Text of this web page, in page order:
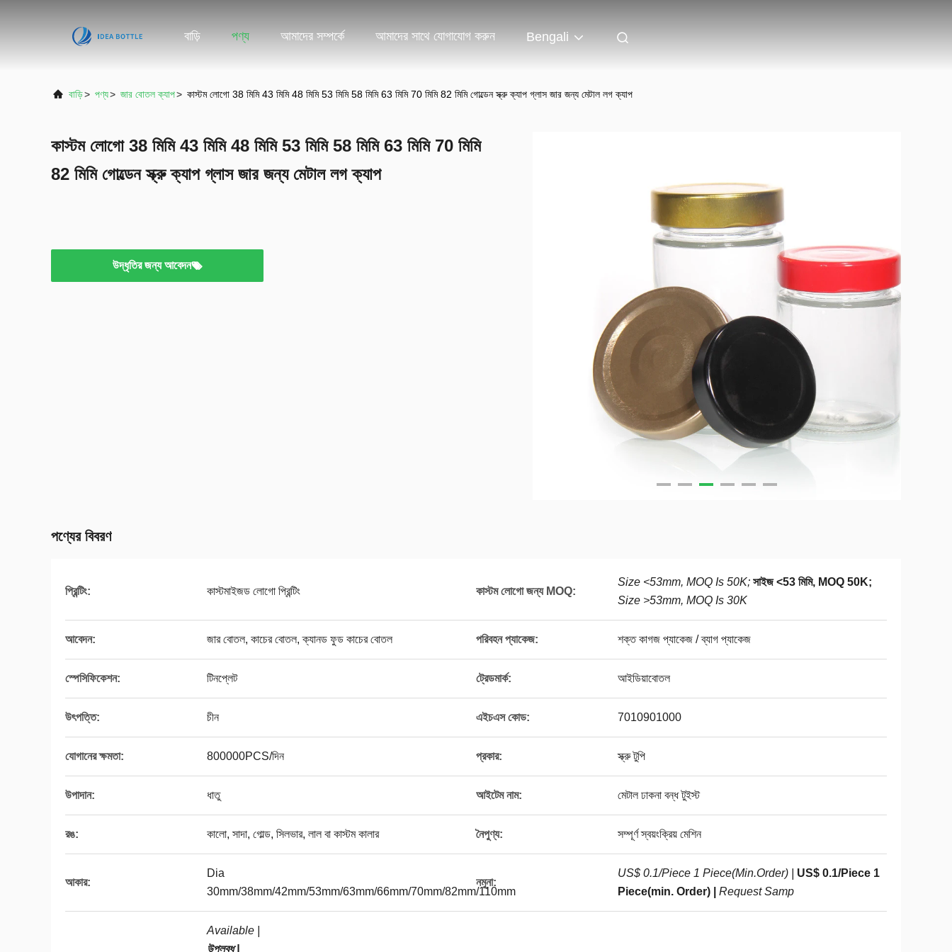
বাড়ি পণ্য আমাদের সম্পর্কে আমাদের সাথে যোগাযোগ করুন Bengali
বাড়ি> পণ্য> জার বোতল ক্যাপ> কাস্টম লোগো 38 মিমি 43 মিমি 48 মিমি 53 মিমি 58 মিমি 63 মিমি 70 মিমি 82 মিমি গোল্ডেন স্ক্রু ক্যাপ গ্লাস জার জন্য মেটাল লগ ক্যাপ
কাস্টম লোগো 38 মিমি 43 মিমি 48 মিমি 53 মিমি 58 মিমি 63 মিমি 70 মিমি
82 মিমি গোল্ডেন স্ক্রু ক্যাপ গ্লাস জার জন্য মেটাল লগ ক্যাপ
উদ্ধৃতির জন্য আবেদন
পণ্যের বিবরণ
প্রিন্টিং: কাস্টমাইজড লোগো প্রিন্টিং কাস্টম লোগো জন্য MOQ:
Size <53mm, MOQ Is 50K; সাইজ <53 মিমি, MOQ 50K;
Size >53mm, MOQ Is 30K
আবেদন: জার বোতল, কাচের বোতল, ক্যানড ফুড কাচের বোতল পরিবহন প্যাকেজ: শক্ত কাগজ প্যাকেজ / ব্যাগ প্যাকেজ
স্পেসিফিকেশন: টিনপ্লেট ট্রেডমার্ক: আইডিয়াবোতল
উৎপত্তি: চীন এইচএস কোড: 7010901000
যোগানের ক্ষমতা: 800000PCS/দিন প্রকার: স্ক্রু টুপি
উপাদান: ধাতু আইটেম নাম: মেটাল ঢাকনা বন্ধ টুইস্ট
রঙ: কালো, সাদা, গোল্ড, সিলভার, লাল বা কাস্টম কালার নৈপুণ্য: সম্পূর্ণ স্বয়ংক্রিয় মেশিন
আকার:
Dia
30mm/38mm/42mm/53mm/63mm/66mm/70mm/82mm/110mm
নমুনা:
US$ 0.1/Piece 1 Piece(Min.Order) |
US$ 0.1/Piece 1
Piece(min. Order) |
Request Samp
Available |
উপলব্ধ |